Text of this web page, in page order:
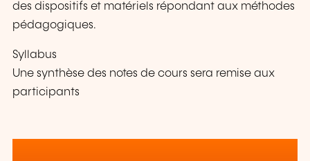
des dispositifs et matériels répondant aux méthodes
pédagogiques.
Syllabus
Une synthèse des notes de cours sera remise aux
participants